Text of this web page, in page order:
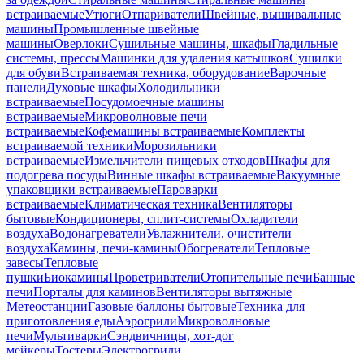
встраиваемыеУтюгиОтпаривателиШвейные, вышивальные
машиныПромышленные швейные
машиныОверлокиСушильные машины, шкафыГладильные
системы, прессыМашинки для удаления катышковСушилки
для обувиВстраиваемая техника, оборудованиеВарочные
панелиДуховые шкафыХолодильники
встраиваемыеПосудомоечные машины
встраиваемыеМикроволновые печи
встраиваемыеКофемашины встраиваемыеКомплекты
встраиваемой техникиМорозильники
встраиваемыеИзмельчители пищевых отходовШкафы для
подогрева посудыВинные шкафы встраиваемыеВакуумные
упаковщики встраиваемыеПароварки
встраиваемыеКлиматическая техникаВентиляторы
бытовыеКондиционеры, сплит-системыОхладители
воздухаВодонагревателиУвлажнители, очистители
воздухаКамины, печи-каминыОбогревателиТепловые
завесыТепловые
пушкиБиокаминыПроветривателиОтопительные печиБанные
печиПорталы для каминовВентиляторы вытяжные
МетеостанцииГазовые баллоны бытовыеТехника для
приготовления едыАэрогрилиМикроволновые
печиМультиваркиСэндвичницы, хот-дог
мейкерыТостерыЭлектрогрили,